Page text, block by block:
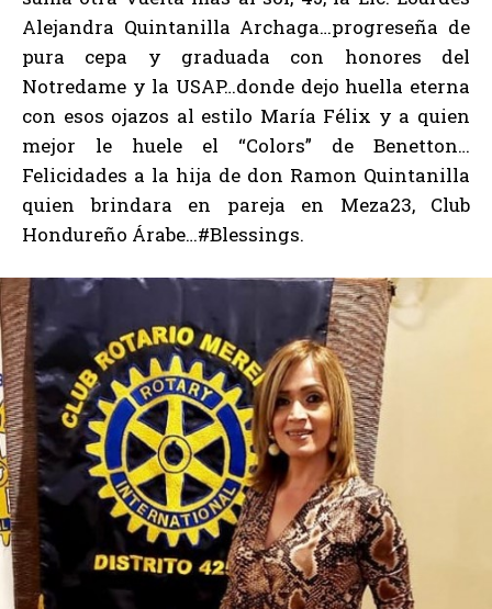
Alejandra Quintanilla Archaga…progreseña de
pura cepa y graduada con honores del
Notredame y la USAP…donde dejo huella eterna
con esos ojazos al estilo María Félix y a quien
mejor le huele el “Colors” de Benetton…
Felicidades a la hija de don Ramon Quintanilla
quien brindara en pareja en Meza23, Club
Hondureño Árabe…#Blessings.